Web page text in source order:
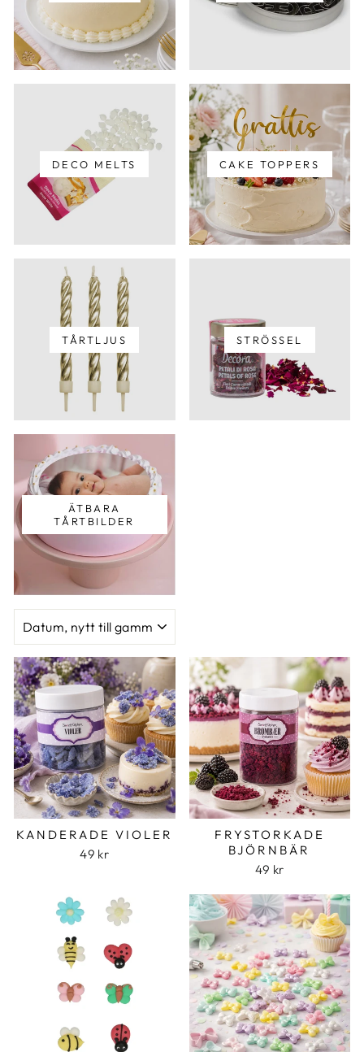
DECO MELTS CAKE TOPPERS
TÅRTLJUS STRÖSSEL
ÄTBARA
TÅRTBILDER
KANDERADE VIOLER
49 kr
FRYSTORKADE
BJÖRNBÄR
49 kr